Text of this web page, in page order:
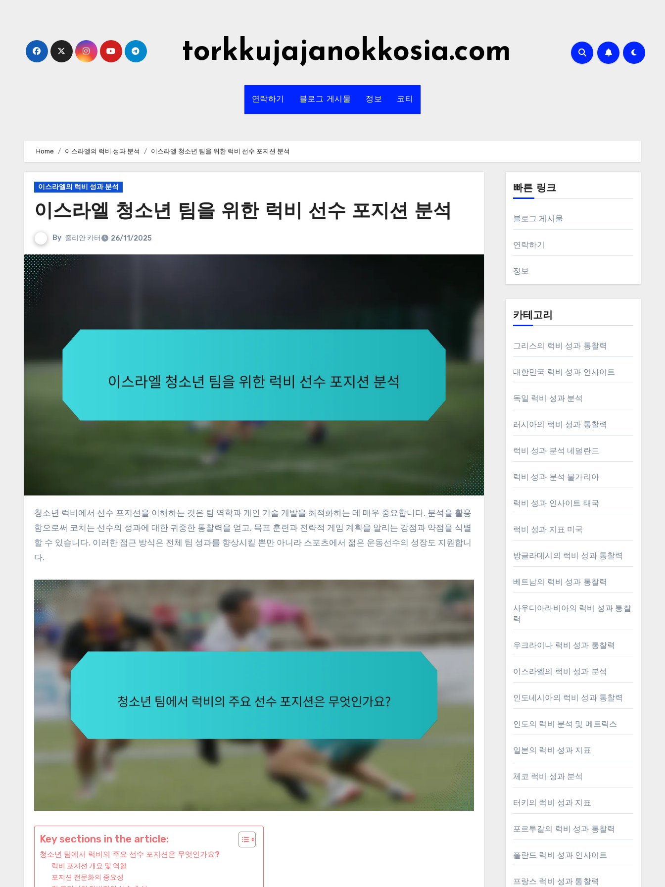
torkkujajanokkosia.com
연락하기 블로그 게시물 정보 코티
Home 이스라엘의 럭비 성과 분석 이스라엘 청소년 팀을 위한 럭비 선수 포지션 분석
이스라엘의 럭비 성과 분석
이스라엘 청소년 팀을 위한 럭비 선수 포지션 분석
By 줄리안 카터 26/11/2025
청소년 럭비에서 선수 포지션을 이해하는 것은 팀 역학과 개인 기술 개발을 최적화하는 데 매우 중요합니다. 분석을 활용
함으로써 코치는 선수의 성과에 대한 귀중한 통찰력을 얻고, 목표 훈련과 전략적 게임 계획을 알리는 강점과 약점을 식별
할 수 있습니다. 이러한 접근 방식은 전체 팀 성과를 향상시킬 뿐만 아니라 스포츠에서 젊은 운동선수의 성장도 지원합니
다.
Key sections in the article:
청소년 팀에서 럭비의 주요 선수 포지션은 무엇인가요?
럭비 포지션 개요 및 역할
포지션 전문화의 중요성
빠른 링크
블로그 게시물
연락하기
정보
카테고리
그리스의 럭비 성과 통찰력
대한민국 럭비 성과 인사이트
독일 럭비 성과 분석
러시아의 럭비 성과 통찰력
럭비 성과 분석 네덜란드
럭비 성과 분석 불가리아
럭비 성과 인사이트 태국
럭비 성과 지표 미국
방글라데시의 럭비 성과 통찰력
베트남의 럭비 성과 통찰력
사우디아라비아의 럭비 성과 통찰
력
우크라이나 럭비 성과 통찰력
이스라엘의 럭비 성과 분석
인도네시아의 럭비 성과 통찰력
인도의 럭비 분석 및 메트릭스
일본의 럭비 성과 지표
체코 럭비 성과 분석
터키의 럭비 성과 지표
포르투갈의 럭비 성과 통찰력
폴란드 럭비 성과 인사이트
프랑스 럭비 성과 통찰력